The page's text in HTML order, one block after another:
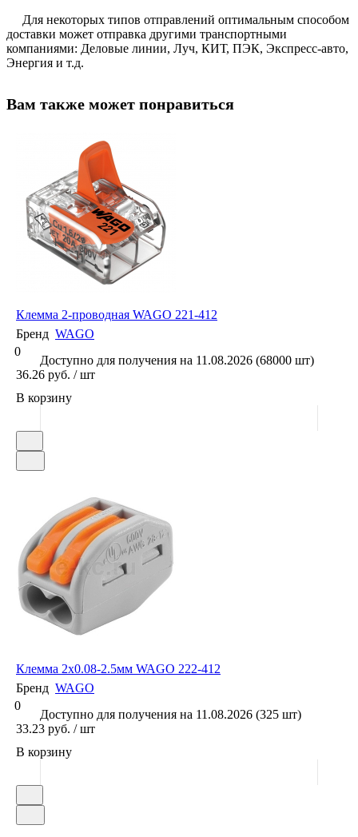
Для некоторых типов отправлений оптимальным способом
доставки может отправка другими транспортными
компаниями: Деловые линии, Луч, КИТ, ПЭК, Экспресс-авто,
Энергия и т.д.
Вам также может понравиться
Клемма 2-проводная WAGO 221-412
Бренд WAGO
0
Доступно для получения на 11.08.2026 (68000 шт)
36.26 руб. / шт
В корзину
Клемма 2x0.08-2.5мм WAGO 222-412
Бренд WAGO
0
Доступно для получения на 11.08.2026 (325 шт)
33.23 руб. / шт
В корзину